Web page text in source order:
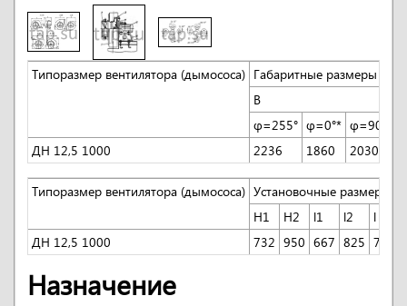
Типоразмер вентилятора (дымососа) Габаритные размеры (не
B
φ=255° φ=0°* φ=90°*
ДН 12,5 1000
2236 1860 2030
Типоразмер вентилятора (дымососа) Установочные размеры,
Н1
Н2 l1 l2 l
ДН 12,5 1000
732 950 667 825 720
Назначение